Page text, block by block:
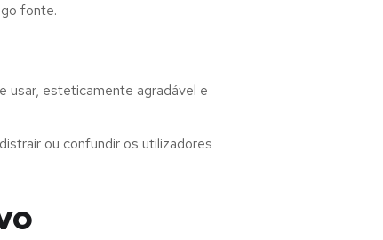
fonte.
usar, esteticamente agradável e
ou confundir os utilizadores